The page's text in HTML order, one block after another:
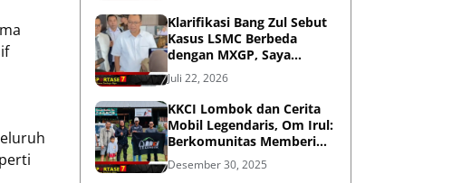
Klarifikasi Bang Zul Sebut
Kasus LSMC Berbeda
dengan MXGP, Saya
Dipanggil Sebagai Saksi
Juli 22, 2026
KKCI Lombok dan Cerita
Mobil Legendaris, Om Irul:
Berkomunitas Memberi
Manfaat dan Membangun
Imej Positif
Desember 30, 2025